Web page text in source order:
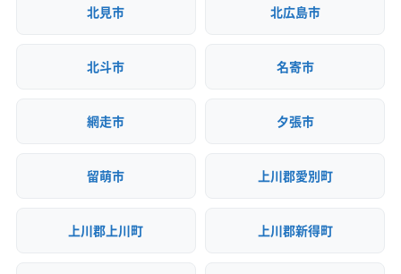
北見市 北広島市
北斗市 名寄市
網走市 夕張市
留萌市 上川郡愛別町
上川郡上川町 上川郡新得町